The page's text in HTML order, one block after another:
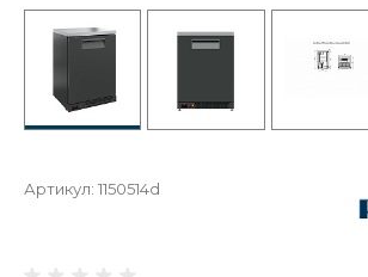
Артикул: 1150514d